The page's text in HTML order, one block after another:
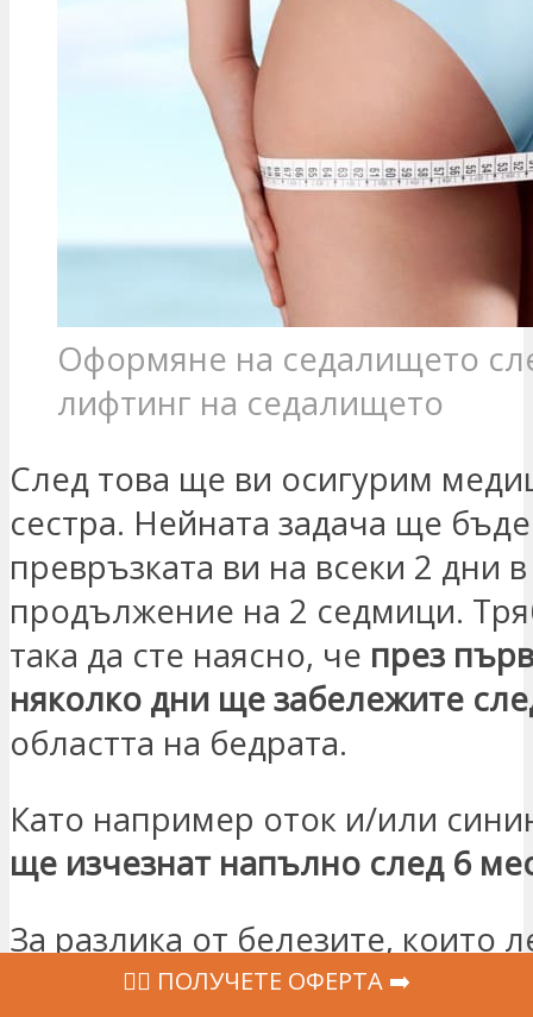
Оформяне на седалището
лифтинг на седалището
След това ще ви осигурим
сестра. Нейната задача ще
превръзката ви на всеки 2 дни в
продължение на 2 седмици.
така да сте наясно, че през
няколко дни ще забележите
областта на бедрата.
Като например оток и/или
ще изчезнат напълно след 6
За разлика от белезите, които
избледняват, но не изчезват.
‍👩‍⚕ ПОЛУЧЕТЕ ОФЕРТА ➡️